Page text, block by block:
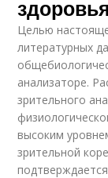
Целью
литературных
анализаторе.
зрительного
высоким
зрительной